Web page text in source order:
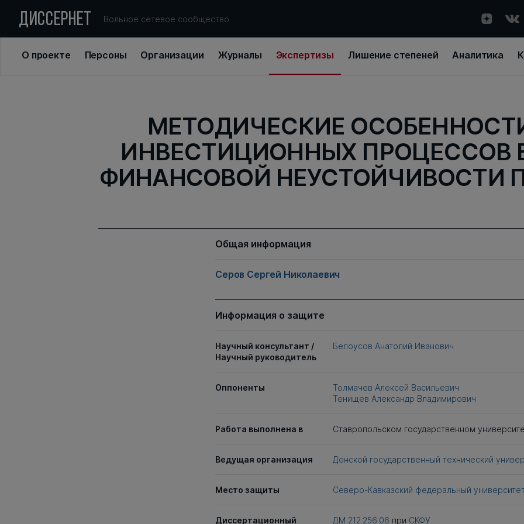
ДИССЕРНЕТ Вольное сетевое сообщество
О проекте Персоны Организации Журналы Экспертизы Лишение степеней Аналитика
МЕТОДИЧЕСКИЕ
ИНВЕСТИЦИОННЫХ ПРОЦЕССОВ
ФИНАНСОВОЙ НЕУСТОЙЧИВОСТИ
Общая информация
Серов Сергей Николаевич
Информация о защите
Научный консультант /
Научный руководитель
Белоусов Анатолий Иванович
Оппоненты
Толмачев Алексей Васильевич
Тенищев Александр Владимирович
Работа выполнена в Ставропольском государственном
Ведущая организация Донской государственный технический
Место защиты Северо-Кавказский федеральный
Диссертационный
ДМ 212.256.06 при СКФУ